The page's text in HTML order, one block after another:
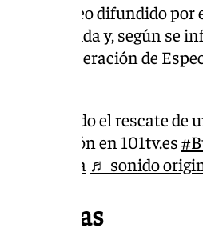
en el vídeo difundido
agua con vida y, según se
de Recuperación de
Así ha sido el rescate
información en 101tv.es
#Manilva ♬ sonido
gaviotas